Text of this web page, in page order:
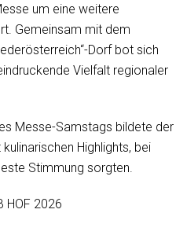
um eine weitere
Gemeinsam mit dem
Dorf bot sich
Vielfalt regionaler
Messe-Samstags bildete der
Highlights, bei
Stimmung sorgten.
HOF 2026